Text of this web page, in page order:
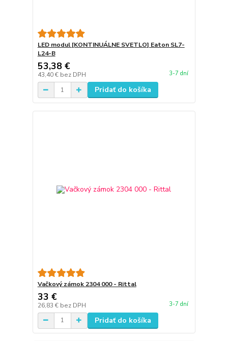
LED modul [KONTINUÁLNE SVETLO] Eaton SL7-
L24-B
53,38 €
43,40 € bez DPH 3-7 dní
Pridať do košíka
Vačkový zámok 2304 000 - Rittal
33 €
26,83 € bez DPH 3-7 dní
Pridať do košíka